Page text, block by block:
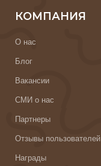
КОМПАНИЯ
О нас
Блог
Вакансии
СМИ о нас
Партнеры
Отзывы пользователей
Награды